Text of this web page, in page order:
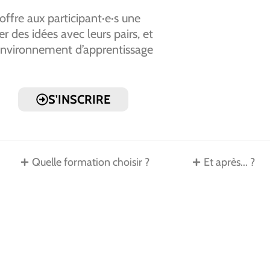
aux participant·e·s une
des idées avec leurs pairs, et
d’apprentissage
S'INSCRIRE
Quelle formation choisir ? Et après... ?